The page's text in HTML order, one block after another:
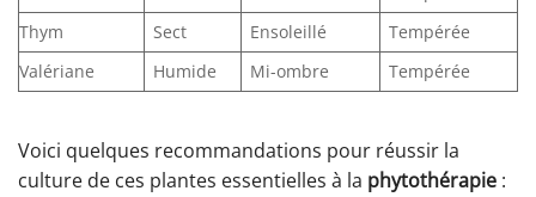
Thym
Sect Ensoleillé
Tempérée
Valériane
Humide Mi-ombre Tempérée
Voici quelques recommandations pour réussir la
culture de ces plantes essentielles à la phytothérapie :